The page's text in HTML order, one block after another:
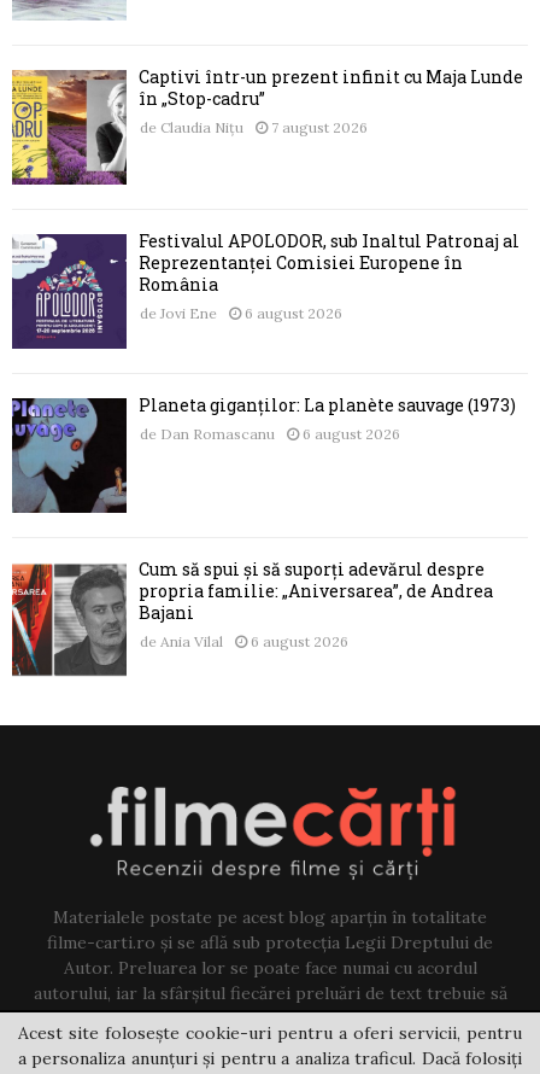
Captivi într-un prezent infinit cu Maja Lunde
în „Stop-cadru”
de Claudia Nițu 7 august 2026
Festivalul APOLODOR, sub Înaltul Patronaj al
Reprezentanței Comisiei Europene în
România
de Jovi Ene 6 august 2026
Planeta giganților: La planète sauvage (1973)
de Dan Romascanu 6 august 2026
Cum să spui și să suporți adevărul despre
propria familie: „Aniversarea”, de Andrea
Bajani
de Ania Vilal 6 august 2026
Materialele postate pe acest blog aparțin în totalitate
filme-carti.ro și se află sub protecția Legii Dreptului de
Autor. Preluarea lor se poate face numai cu acordul
autorului, iar la sfârșitul fiecărei preluări de text trebuie să
existe un link către acest blog.
Contact us:jovi@filme-carti.ro
Acest site folosește cookie-uri pentru a oferi servicii, pentru
a personaliza anunțuri și pentru a analiza traficul. Dacă folosiți